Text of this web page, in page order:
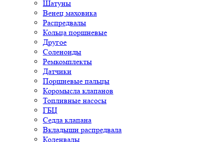
Шатуны
Венец маховика
Распредвалы
Кольца поршневые
Другое
Соленоиды
Ремкомплекты
Датчики
Поршневые пальцы
Коромысла клапанов
Топливные насосы
ГБЦ
Седла клапана
Вкладыши распредвала
Коленвалы